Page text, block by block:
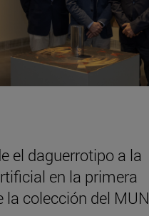
el daguerrotipo a la
en la primera
la colección del MUN